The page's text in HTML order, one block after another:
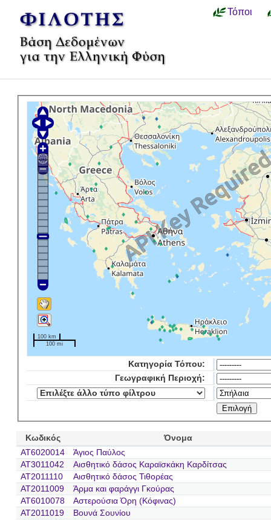
Τόποι
100 km
100 mi
Κατηγορία Τόπου:
Γεωγραφική Περιοχή:
Κωδικός
Όνομα
AT6020014
Άγιος Παύλος
AT3011042
Αισθητικό δάσος Καραϊσκάκη Καρδίτσας
AT2011110
Αισθητικό δάσος Τιθορέας
AT2011009
Άρμα και φαράγγι Γκούρας
AT6010078
Αστερούσια Όρη (Κόφινας)
AT2011019
Βουνά Σουνίου